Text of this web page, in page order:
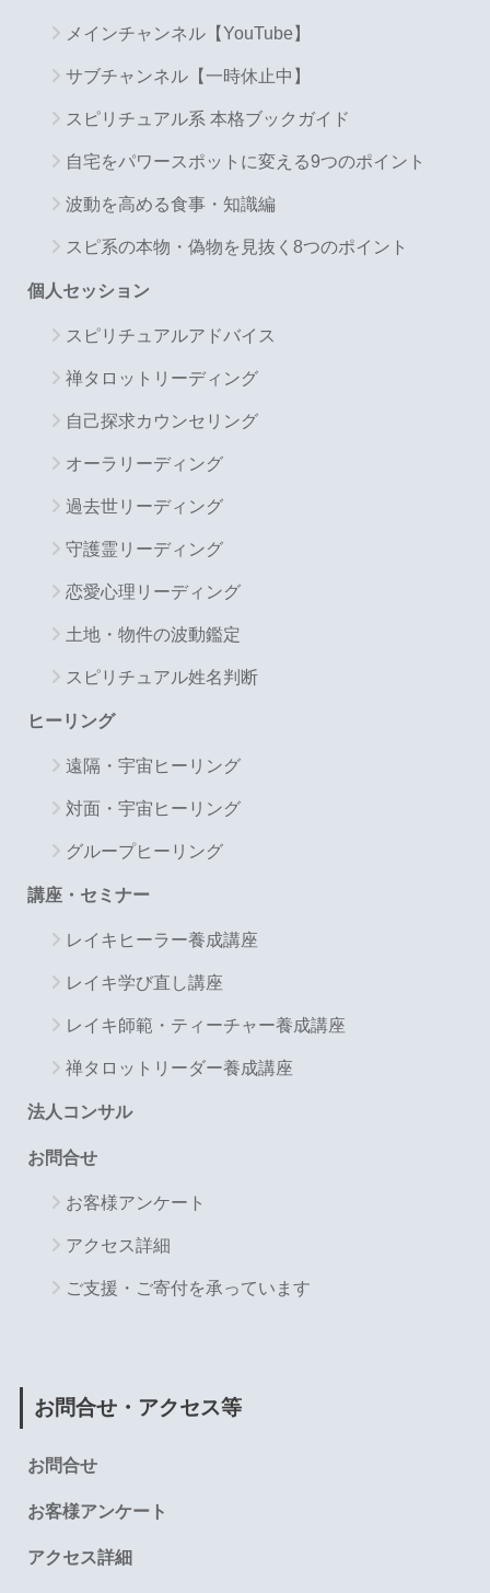
メインチャンネル【YouTube】
サブチャンネル【一時休止中】
スピリチュアル系 本格ブックガイド
自宅をパワースポットに変える9つのポイント
波動を高める食事・知識編
スピ系の本物・偽物を見抜く8つのポイント
個人セッション
スピリチュアルアドバイス
禅タロットリーディング
自己探求カウンセリング
オーラリーディング
過去世リーディング
守護霊リーディング
恋愛心理リーディング
土地・物件の波動鑑定
スピリチュアル姓名判断
ヒーリング
遠隔・宇宙ヒーリング
対面・宇宙ヒーリング
グループヒーリング
講座・セミナー
レイキヒーラー養成講座
レイキ学び直し講座
レイキ師範・ティーチャー養成講座
禅タロットリーダー養成講座
法人コンサル
お問合せ
お客様アンケート
アクセス詳細
ご支援・ご寄付を承っています
お問合せ・アクセス等
お問合せ
お客様アンケート
アクセス詳細